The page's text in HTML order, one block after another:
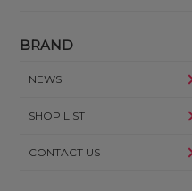
BRAND
NEWS
SHOP LIST
CONTACT US